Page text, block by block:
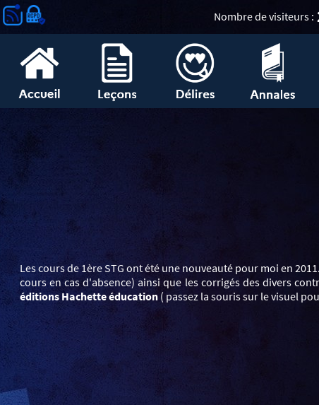
Nombre de visiteurs :
Les cours de 1ère STG ont été une nouveauté pour moi en
cours en cas d'absence) ainsi que les corrigés des divers
éditions Hachette éducation ( passez la souris sur le visuel